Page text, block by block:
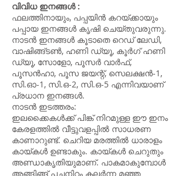
വിവിധ ഇനങ്ങൾ :
ഫലത്തിനായും, പപ്പയിൻ കറയ്ക്കായും
പപ്പായ ഇനങ്ങൾ കൃഷി ചെയ്തുവരുന്നു.
നാടൻ ഇനങ്ങൾ കൂടാതെ റെഡ് ലേഡി,
വാഷിങ്ങ്ടൺ, ഹണി ഡ്യൂ‍, കൂർഗ് ഹണി
ഡ്യൂ, സോളോ, പൂസർ വാർഫ്,
പൂസൻഹാ, പൂസ ജയന്റ്, സെലക്ഷൻ-1,
സി.ഓ-1, സി.ഒ-2, സി.ഒ-5 എന്നിവയാണ്
പ്രധാന ഇനങ്ങൾ.
നാടൻ ഇടത്തരം:
ഇലക്കൈകൾക്ക് പിങ്ക് നിറമുള്ള ഈ ഇനം
കേരളത്തിൽ വീട്ടുവളപ്പിൽ സാധരണ
കാണാറുണ്ട്. ചെറിയ മരത്തിൽ ധാരാളം
കായ്കൾ ഉണ്ടാകും. കായ്കൾ ചെറുതും
അണ്ഡാകൃതിയുമാണ്. പാകമാകുമ്പോൾ
അങ്ങിങ്ങ് പച്ചനിറം കലർന്ന മഞ്ഞ